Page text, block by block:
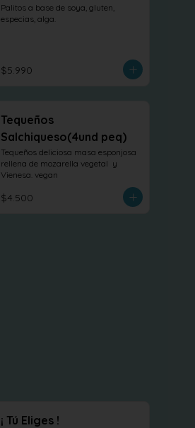
Palitos a base de soya, gluten,
especias, alga.
$5.990
Tequeños
Salchiqueso(4und peq)
Tequeños deliciosa masa esponjosa
rellena de mozarella vegetal  y
Vienesa. vegan
$4.500
¡ Tú Eliges !